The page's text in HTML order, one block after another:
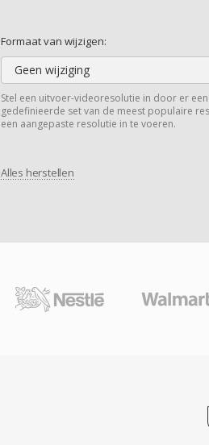
Formaat van wijzigen:
Geen wijziging
Stel een uitvoer-videoresolutie in door er
gedefinieerde set van de meest populaire
een aangepaste resolutie in te voeren.
Alles herstellen